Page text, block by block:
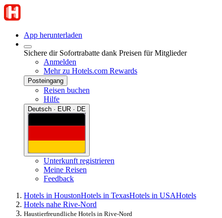
App herunterladen
Sichere dir Sofortrabatte dank Preisen für Mitglieder
Anmelden
Mehr zu Hotels.com Rewards
Posteingang
Reisen buchen
Hilfe
Deutsch · EUR · DE
Unterkunft registrieren
Meine Reisen
Feedback
Hotels in HoustonHotels in TexasHotels in USAHotels
Hotels nahe Rive-Nord
Haustierfreundliche Hotels in Rive-Nord